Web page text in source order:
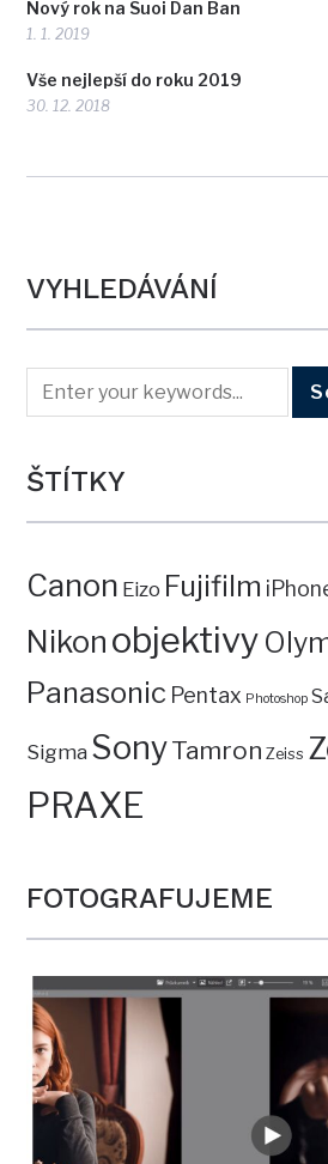
Nový rok na Suoi Dan Ban
1. 1. 2019
Vše nejlepší do roku 2019
30. 12. 2018
VYHLEDÁVÁNÍ
ŠTÍTKY
Canon Eizo Fujifilm
Nikon objektivy
Panasonic Pentax Photoshop
Sigma SonyTamron Zeiss
PRAXE
FOTOGRAFUJEME